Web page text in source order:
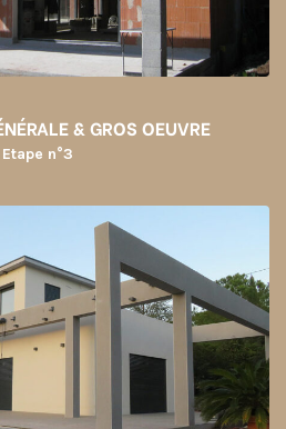
& GROS OEUVRE
Etape n°3